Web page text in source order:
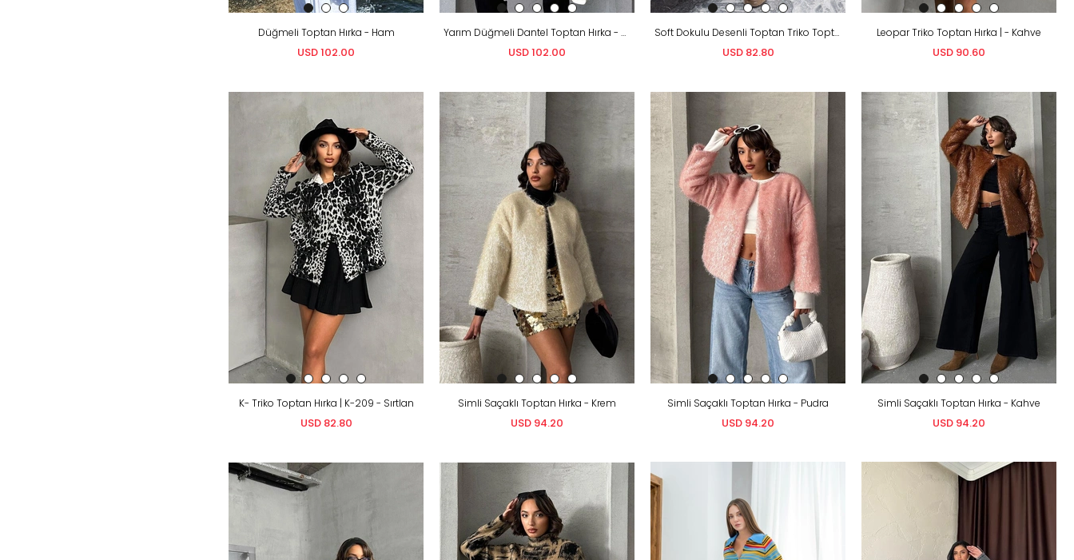
Düğmeli Toptan Hırka - Ham
USD 102.00
Yarım Düğmeli Dantel Toptan Hırka - Ham
USD 102.00
Soft Dokulu Desenli Toptan Triko Toptan Kazak - Kahve
USD 82.80
Leopar Triko Toptan Hırka | - Kahve
USD 90.60
K- Triko Toptan Hırka | K-209 - Sırtlan
USD 82.80
Simli Saçaklı Toptan Hırka - Krem
USD 94.20
Simli Saçaklı Toptan Hırka - Pudra
USD 94.20
Simli Saçaklı Toptan Hırka - Kahve
USD 94.20